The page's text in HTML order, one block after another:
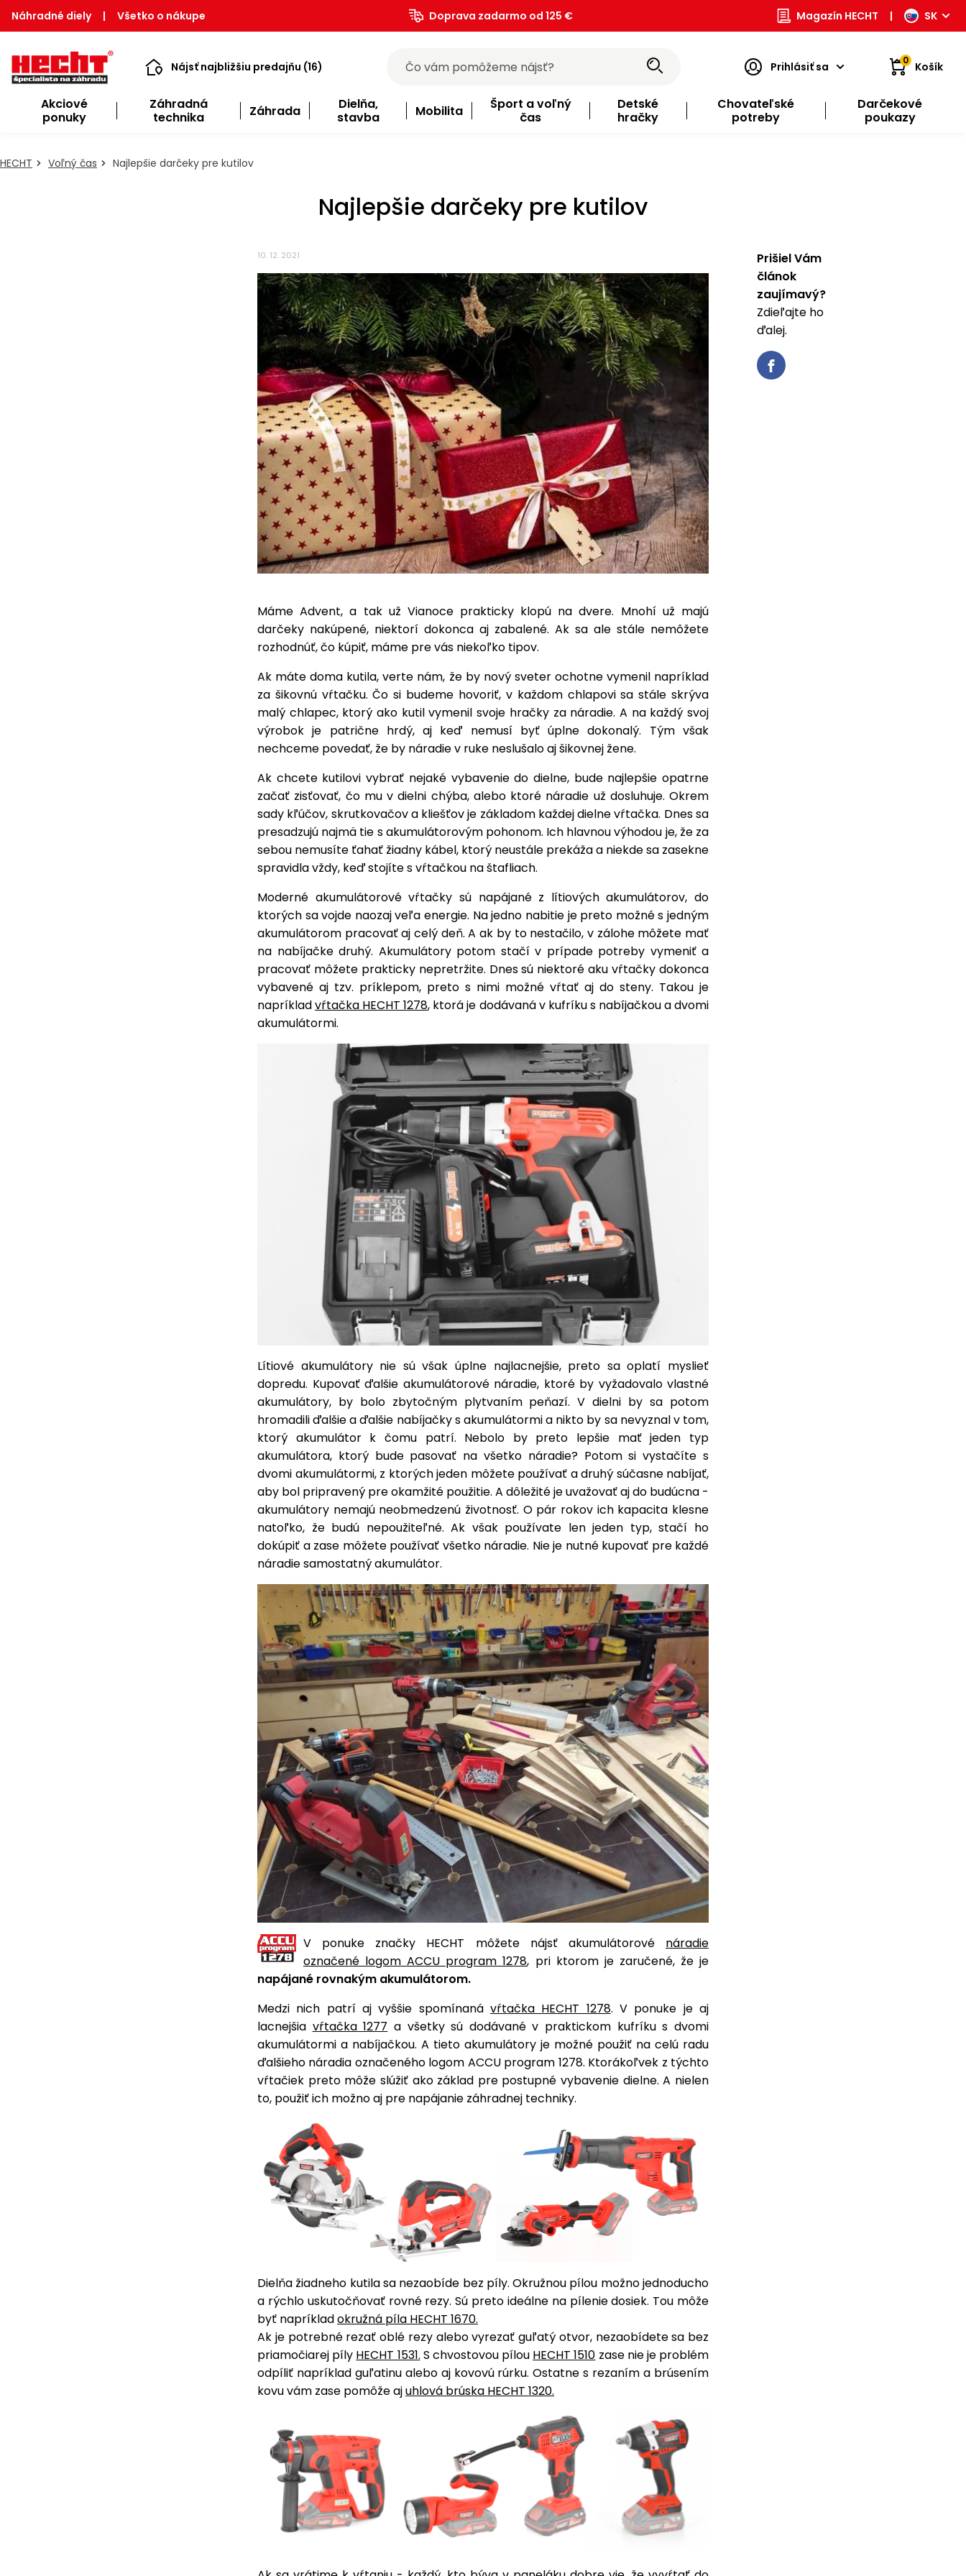
Náhradné diely | Všetko o nákupe Doprava zadarmo od 125 € Magazín HECHT | SK
Nájsť najbližšiu predajňu (16) Prihlásiť sa 0 Košík
Akciové
ponuky
Záhradná
technika
Záhrada
Dielňa,
stavba
Mobilita
Šport a voľný
čas
Detské
hračky
Chovateľské
potreby
Darčekové
poukazy
HECHT Voľný čas Najlepšie darčeky pre kutilov
Najlepšie darčeky pre kutilov
10. 12. 2021
Máme Advent, a tak už Vianoce prakticky klopú na dvere. Mnohí už majú
darčeky nakúpené, niektorí dokonca aj zabalené. Ak sa ale stále nemôžete
rozhodnúť, čo kúpiť, máme pre vás niekoľko tipov.
Ak máte doma kutila, verte nám, že by nový sveter ochotne vymenil napríklad
za šikovnú vŕtačku. Čo si budeme hovoriť, v každom chlapovi sa stále skrýva
malý chlapec, ktorý ako kutil vymenil svoje hračky za náradie. A na každý svoj
výrobok je patrične hrdý, aj keď nemusí byť úplne dokonalý. Tým však
nechceme povedať, že by náradie v ruke neslušalo aj šikovnej žene.
Ak chcete kutilovi vybrať nejaké vybavenie do dielne, bude najlepšie opatrne
začať zisťovať, čo mu v dielni chýba, alebo ktoré náradie už dosluhuje. Okrem
sady kľúčov, skrutkovačov a kliešťov je základom každej dielne vŕtačka. Dnes sa
presadzujú najmä tie s akumulátorovým pohonom. Ich hlavnou výhodou je, že za
sebou nemusíte ťahať žiadny kábel, ktorý neustále prekáža a niekde sa zasekne
spravidla vždy, keď stojíte s vŕtačkou na štafliach.
Moderné akumulátorové vŕtačky sú napájané z lítiových akumulátorov, do
ktorých sa vojde naozaj veľa energie. Na jedno nabitie je preto možné s jedným
akumulátorom pracovať aj celý deň. A ak by to nestačilo, v zálohe môžete mať
na nabíjačke druhý. Akumulátory potom stačí v prípade potreby vymeniť a
pracovať môžete prakticky nepretržite. Dnes sú niektoré aku vŕtačky dokonca
vybavené aj tzv. príklepom, preto s nimi možné vŕtať aj do steny. Takou je
napríkladvŕtačka HECHT 1278, ktorá je dodávaná v kufríku s nabíjačkou a dvomi
akumulátormi.
Lítiové akumulátory nie sú však úplne najlacnejšie, preto sa oplatí myslieť
dopredu. Kupovať ďalšie akumulátorové náradie, ktoré by vyžadovalo vlastné
akumulátory, by bolo zbytočným plytvaním peňazí. V dielni by sa potom
hromadili ďalšie a ďalšie nabíjačky s akumulátormi a nikto by sa nevyznal v tom,
ktorý akumulátor k čomu patrí. Nebolo by preto lepšie mať jeden typ
akumulátora, ktorý bude pasovať na všetko náradie? Potom si vystačíte s
dvomi akumulátormi, z ktorých jeden môžete používať a druhý súčasne nabíjať,
aby bol pripravený pre okamžité použitie. A dôležité je uvažovať aj do budúcna -
akumulátory nemajú neobmedzenú životnosť. O pár rokov ich kapacita klesne
natoľko, že budú nepoužiteľné. Ak však používate len jeden typ, stačí ho
dokúpiť a zase môžete používať všetko náradie. Nie je nutné kupovať pre každé
náradie samostatný akumulátor.
V ponuke značky HECHT môžete nájsť akumulátorové náradie
označené logom ACCU program 1278, pri ktorom je zaručené, že je
napájané rovnakým akumulátorom.
Medzi nich patrí aj vyššie spomínaná vŕtačka HECHT 1278. V ponuke je aj
lacnejšia vŕtačka 1277 a všetky sú dodávané v praktickom kufríku s dvomi
akumulátormi a nabíjačkou. A tieto akumulátory je možné použiť na celú radu
ďalšieho náradia označeného logom ACCU program 1278. Ktorákoľvek z týchto
vŕtačiek preto môže slúžiť ako základ pre postupné vybavenie dielne. A nielen
to, použiť ich možno aj pre napájanie záhradnej techniky.
Dielňa žiadneho kutila sa nezaobíde bez píly. Okružnou pílou možno jednoducho
a rýchlo uskutočňovať rovné rezy. Sú preto ideálne na pílenie dosiek. Tou môže
byť napríkladokružná píla HECHT 1670.
Ak je potrebné rezať oblé rezy alebo vyrezať guľatý otvor, nezaobídete sa bez
priamočiarej píly HECHT 1531. S chvostovou pílou HECHT 1510 zase nie je problém
odpíliť napríklad guľatinu alebo aj kovovú rúrku. Ostatne s rezaním a brúsením
kovu vám zase pomôže ajuhlová brúska HECHT 1320.
Prišiel Vám
článok
zaujímavý?
Zdieľajte ho
ďalej.